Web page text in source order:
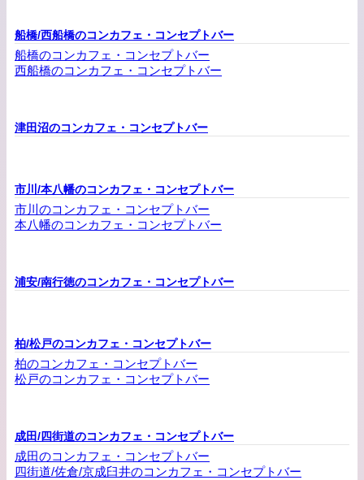
船橋/西船橋のコンカフェ・コンセプトバー
船橋のコンカフェ・コンセプトバー
西船橋のコンカフェ・コンセプトバー
津田沼のコンカフェ・コンセプトバー
市川/本八幡のコンカフェ・コンセプトバー
市川のコンカフェ・コンセプトバー
本八幡のコンカフェ・コンセプトバー
浦安/南行徳のコンカフェ・コンセプトバー
柏/松戸のコンカフェ・コンセプトバー
柏のコンカフェ・コンセプトバー
松戸のコンカフェ・コンセプトバー
成田/四街道のコンカフェ・コンセプトバー
成田のコンカフェ・コンセプトバー
四街道/佐倉/京成臼井のコンカフェ・コンセプトバー